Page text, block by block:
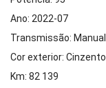
Ano: 2022-07
Transmissão: Manual
Cor exterior: Cinzento
Km: 82 139